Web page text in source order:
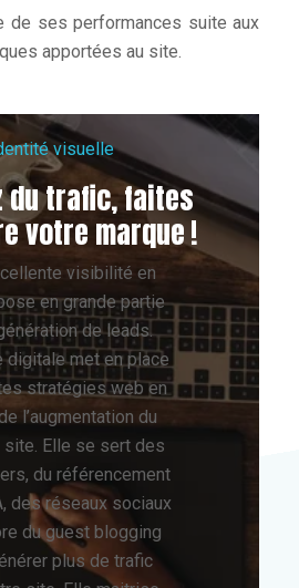
de ses performances suite aux
apportées au site.
visuelle
du trafic, faites
votre marque !
visibilité en
en grande partie
de leads.
digitale met en place
stratégies web en
l’augmentation du
site. Elle se sert des
du référencement
des réseaux sociaux
du guest blogging
plus de trafic